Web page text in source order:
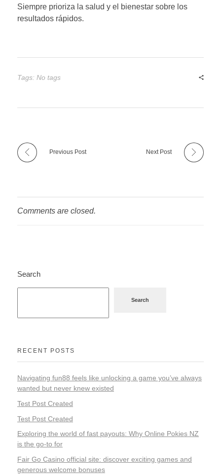
Siempre prioriza la salud y el bienestar sobre los
resultados rápidos.
Tags: No tags
Previous Post Next Post
Comments are closed.
Search
Search
RECENT POSTS
Navigating fun88 feels like unlocking a game you’ve always
wanted but never knew existed
Test Post Created
Test Post Created
Exploring the world of fast payouts: Why Online Pokies NZ
is the go-to for
Fair Go Casino official site: discover exciting games and
generous welcome bonuses